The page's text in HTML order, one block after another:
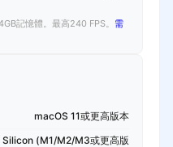
記憶體。最高240 FPS。 需
macOS 11或更高版本
Silicon (M1/M2/M3或更高版